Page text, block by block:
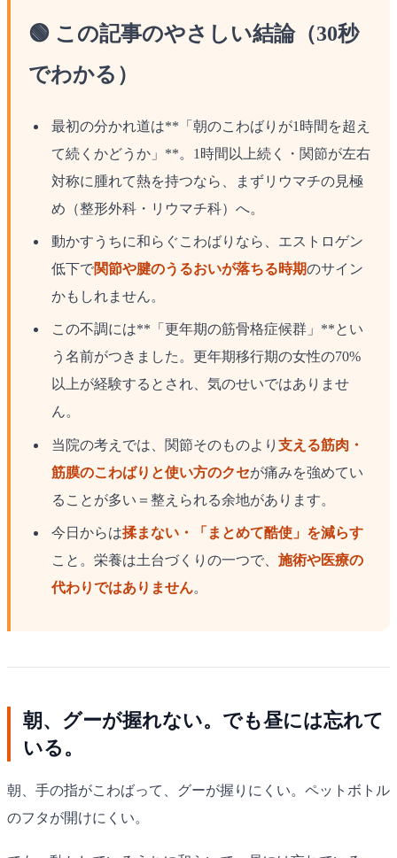
🟢 この記事のやさしい結論（30秒
でわかる）
最初の分かれ道は**「朝のこわばりが1時間を超え
て続くかどうか」**。1時間以上続く・関節が左右
対称に腫れて熱を持つなら、まずリウマチの見極
め（整形外科・リウマチ科）へ。
動かすうちに和らぐこわばりなら、エストロゲン
低下で関節や腱のうるおいが落ちる時期のサイン
かもしれません。
この不調には**「更年期の筋骨格症候群」**とい
う名前がつきました。更年期移行期の女性の70%
以上が経験するとされ、気のせいではありませ
ん。
当院の考えでは、関節そのものより 支える筋肉・
筋膜のこわばりと使い方のクセが痛みを強めてい
ることが多い＝整えられる余地があります。
今日からは揉まない・「まとめて酷使」を減らす
こと。栄養は土台づくりの一つで、 施術や医療の
代わりではありません。
朝、グーが握れない。でも昼には忘れて
いる。
朝、手の指がこわばって、グーが握りにくい。ペットボトル
のフタが開けにくい。